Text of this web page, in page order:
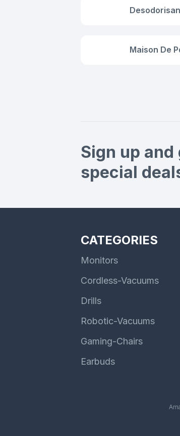
Maison De
Sign up
special
CATEGORIES
Monitors
Cordless-Vacuums
Drills
Robotic-Vacuums
Gaming-Chairs
Earbuds